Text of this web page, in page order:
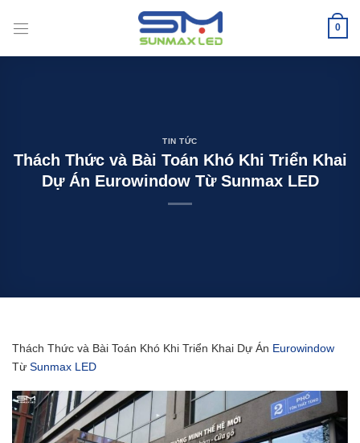
qua
0
TIN TỨC
Thách Thức và Bài Toán Khó Khi Triển Khai
Dự Án Eurowindow Từ Sunmax LED
Thách Thức và Bài Toán Khó Khi Triển Khai Dự Án Eurowindow
Từ Sunmax LED